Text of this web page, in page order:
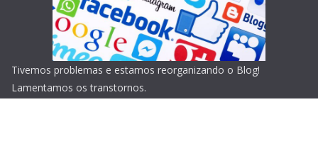
Tivemos problemas e estamos reorganizando o Blog!
Lamentamos os transtornos.